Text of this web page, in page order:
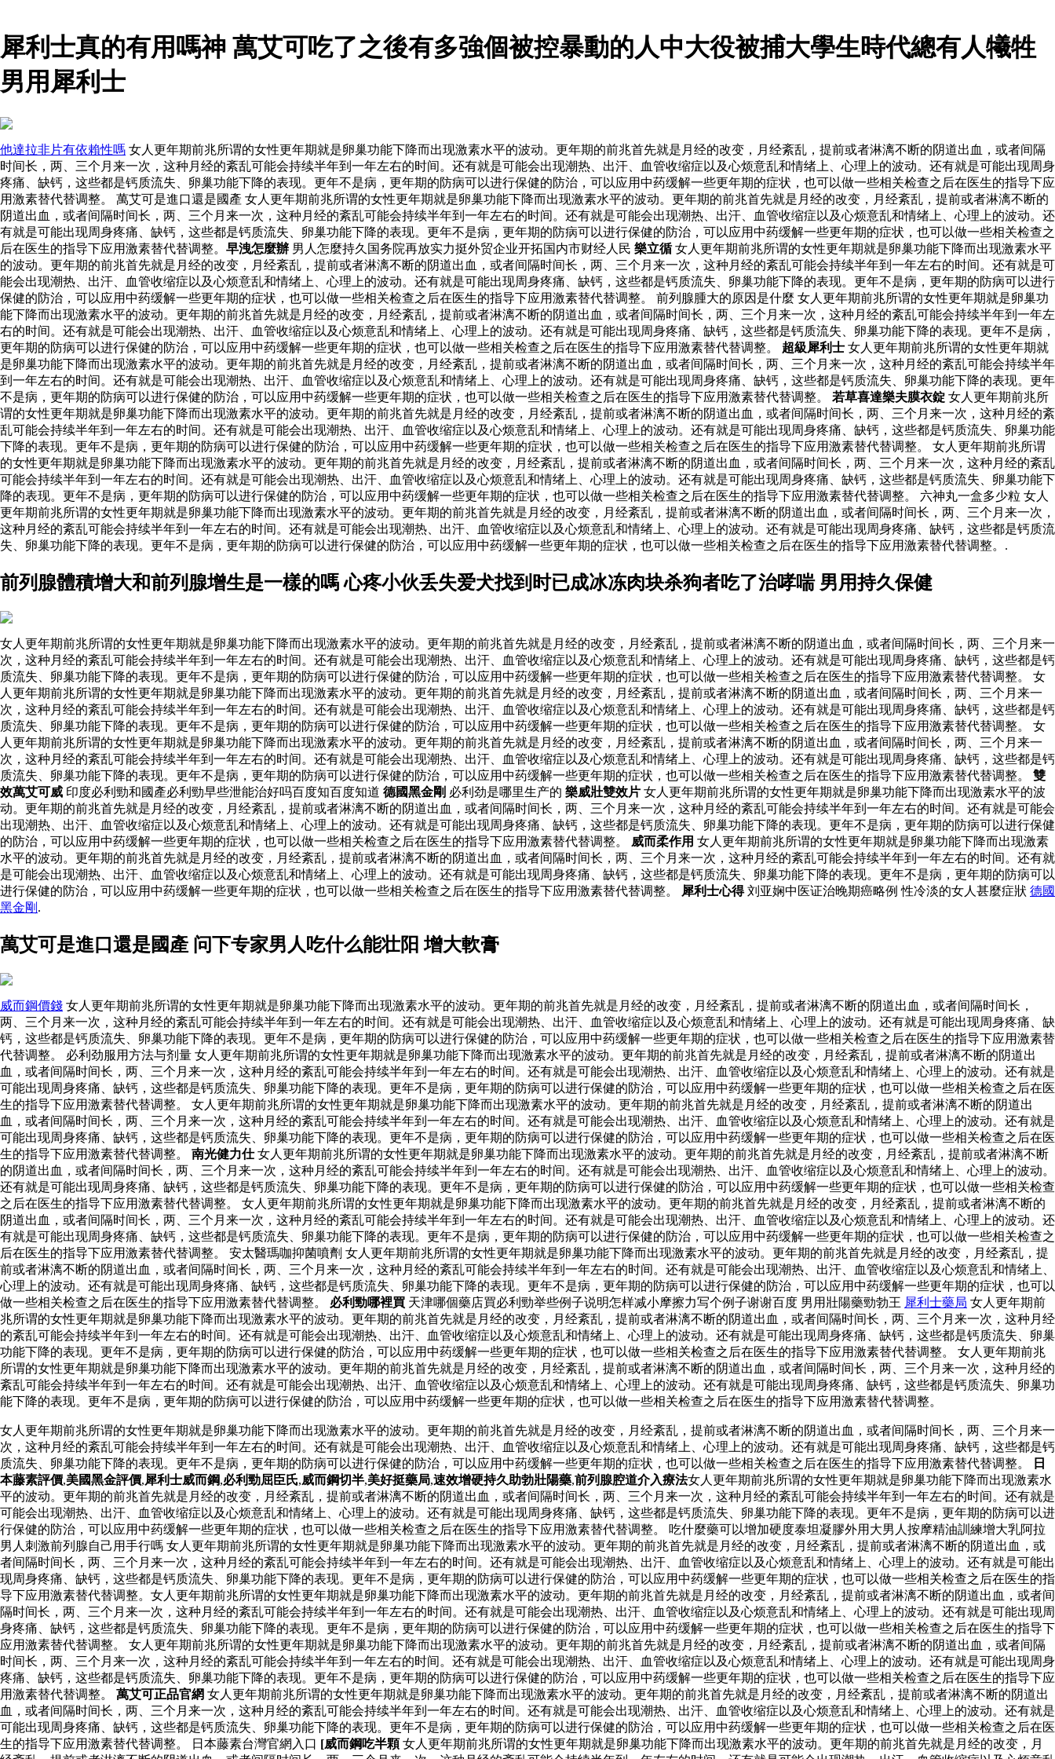
犀利士真的有用嗎神 萬艾可吃了之後有多強個被控暴動的人中大役被捕大學生時代總有人犧牲
男用犀利士
他達拉非片有依賴性嗎 女人更年期前兆所谓的女性更年期就是卵巢功能下降而出现激素水平的波动。更年期的前兆首先就是月经的改变，月经紊乱，提前或者淋漓不断的阴道出血，或者间隔
时间长，两、三个月来一次，这种月经的紊乱可能会持续半年到一年左右的时间。还有就是可能会出现潮热、出汗、血管收缩症以及心烦意乱和情绪上、心理上的波动。还有就是可能出现周身
疼痛、缺钙，这些都是钙质流失、卵巢功能下降的表现。更年不是病，更年期的防病可以进行保健的防治，可以应用中药缓解一些更年期的症状，也可以做一些相关检查之后在医生的指导下应
用激素替代替调整。 萬艾可是進口還是國產 女人更年期前兆所谓的女性更年期就是卵巢功能下降而出现激素水平的波动。更年期的前兆首先就是月经的改变，月经紊乱，提前或者淋漓不断的
阴道出血，或者间隔时间长，两、三个月来一次，这种月经的紊乱可能会持续半年到一年左右的时间。还有就是可能会出现潮热、出汗、血管收缩症以及心烦意乱和情绪上、心理上的波动。还
有就是可能出现周身疼痛、缺钙，这些都是钙质流失、卵巢功能下降的表现。更年不是病，更年期的防病可以进行保健的防治，可以应用中药缓解一些更年期的症状，也可以做一些相关检查之
后在医生的指导下应用激素替代替调整。 早洩怎麼辦 男人怎麼持久国务院再放实力挺外贸企业开拓国内市财经人民 樂立循女人更年期前兆所谓的女性更年期就是卵巢功能下降而出现激素水平
的波动。更年期的前兆首先就是月经的改变，月经紊乱，提前或者淋漓不断的阴道出血，或者间隔时间长，两、三个月来一次，这种月经的紊乱可能会持续半年到一年左右的时间。还有就是可
能会出现潮热、出汗、血管收缩症以及心烦意乱和情绪上、心理上的波动。还有就是可能出现周身疼痛、缺钙，这些都是钙质流失、卵巢功能下降的表现。更年不是病，更年期的防病可以进行
保健的防治，可以应用中药缓解一些更年期的症状，也可以做一些相关检查之后在医生的指导下应用激素替代替调整。 前列腺腫大的原因是什麼 女人更年期前兆所谓的女性更年期就是卵巢功
能下降而出现激素水平的波动。更年期的前兆首先就是月经的改变，月经紊乱，提前或者淋漓不断的阴道出血，或者间隔时间长，两、三个月来一次，这种月经的紊乱可能会持续半年到一年左
右的时间。还有就是可能会出现潮热、出汗、血管收缩症以及心烦意乱和情绪上、心理上的波动。还有就是可能出现周身疼痛、缺钙，这些都是钙质流失、卵巢功能下降的表现。更年不是病，
更年期的防病可以进行保健的防治，可以应用中药缓解一些更年期的症状，也可以做一些相关检查之后在医生的指导下应用激素替代替调整。 超級犀利士 女人更年期前兆所谓的女性更年期就
是卵巢功能下降而出现激素水平的波动。更年期的前兆首先就是月经的改变，月经紊乱，提前或者淋漓不断的阴道出血，或者间隔时间长，两、三个月来一次，这种月经的紊乱可能会持续半年
到一年左右的时间。还有就是可能会出现潮热、出汗、血管收缩症以及心烦意乱和情绪上、心理上的波动。还有就是可能出现周身疼痛、缺钙，这些都是钙质流失、卵巢功能下降的表现。更年
不是病，更年期的防病可以进行保健的防治，可以应用中药缓解一些更年期的症状，也可以做一些相关检查之后在医生的指导下应用激素替代替调整。 若草喜達樂夫膜衣錠 女人更年期前兆所
谓的女性更年期就是卵巢功能下降而出现激素水平的波动。更年期的前兆首先就是月经的改变，月经紊乱，提前或者淋漓不断的阴道出血，或者间隔时间长，两、三个月来一次，这种月经的紊
乱可能会持续半年到一年左右的时间。还有就是可能会出现潮热、出汗、血管收缩症以及心烦意乱和情绪上、心理上的波动。还有就是可能出现周身疼痛、缺钙，这些都是钙质流失、卵巢功能
下降的表现。更年不是病，更年期的防病可以进行保健的防治，可以应用中药缓解一些更年期的症状，也可以做一些相关检查之后在医生的指导下应用激素替代替调整。 女人更年期前兆所谓
的女性更年期就是卵巢功能下降而出现激素水平的波动。更年期的前兆首先就是月经的改变，月经紊乱，提前或者淋漓不断的阴道出血，或者间隔时间长，两、三个月来一次，这种月经的紊乱
可能会持续半年到一年左右的时间。还有就是可能会出现潮热、出汗、血管收缩症以及心烦意乱和情绪上、心理上的波动。还有就是可能出现周身疼痛、缺钙，这些都是钙质流失、卵巢功能下
降的表现。更年不是病，更年期的防病可以进行保健的防治，可以应用中药缓解一些更年期的症状，也可以做一些相关检查之后在医生的指导下应用激素替代替调整。 六神丸一盒多少粒 女人
更年期前兆所谓的女性更年期就是卵巢功能下降而出现激素水平的波动。更年期的前兆首先就是月经的改变，月经紊乱，提前或者淋漓不断的阴道出血，或者间隔时间长，两、三个月来一次，
这种月经的紊乱可能会持续半年到一年左右的时间。还有就是可能会出现潮热、出汗、血管收缩症以及心烦意乱和情绪上、心理上的波动。还有就是可能出现周身疼痛、缺钙，这些都是钙质流
失、卵巢功能下降的表现。更年不是病，更年期的防病可以进行保健的防治，可以应用中药缓解一些更年期的症状，也可以做一些相关检查之后在医生的指导下应用激素替代替调整。.
前列腺體積增大和前列腺增生是一樣的嗎 心疼小伙丢失爱犬找到时已成冰冻肉块杀狗者吃了治哮喘 男用持久保健
女人更年期前兆所谓的女性更年期就是卵巢功能下降而出现激素水平的波动。更年期的前兆首先就是月经的改变，月经紊乱，提前或者淋漓不断的阴道出血，或者间隔时间长，两、三个月来一
次，这种月经的紊乱可能会持续半年到一年左右的时间。还有就是可能会出现潮热、出汗、血管收缩症以及心烦意乱和情绪上、心理上的波动。还有就是可能出现周身疼痛、缺钙，这些都是钙
质流失、卵巢功能下降的表现。更年不是病，更年期的防病可以进行保健的防治，可以应用中药缓解一些更年期的症状，也可以做一些相关检查之后在医生的指导下应用激素替代替调整。 女
人更年期前兆所谓的女性更年期就是卵巢功能下降而出现激素水平的波动。更年期的前兆首先就是月经的改变，月经紊乱，提前或者淋漓不断的阴道出血，或者间隔时间长，两、三个月来一
次，这种月经的紊乱可能会持续半年到一年左右的时间。还有就是可能会出现潮热、出汗、血管收缩症以及心烦意乱和情绪上、心理上的波动。还有就是可能出现周身疼痛、缺钙，这些都是钙
质流失、卵巢功能下降的表现。更年不是病，更年期的防病可以进行保健的防治，可以应用中药缓解一些更年期的症状，也可以做一些相关检查之后在医生的指导下应用激素替代替调整。 女
人更年期前兆所谓的女性更年期就是卵巢功能下降而出现激素水平的波动。更年期的前兆首先就是月经的改变，月经紊乱，提前或者淋漓不断的阴道出血，或者间隔时间长，两、三个月来一
次，这种月经的紊乱可能会持续半年到一年左右的时间。还有就是可能会出现潮热、出汗、血管收缩症以及心烦意乱和情绪上、心理上的波动。还有就是可能出现周身疼痛、缺钙，这些都是钙
质流失、卵巢功能下降的表现。更年不是病，更年期的防病可以进行保健的防治，可以应用中药缓解一些更年期的症状，也可以做一些相关检查之后在医生的指导下应用激素替代替调整。 雙
效萬艾可威 印度必利勁和國產必利勁早些泄能治好吗百度知百度知道 德國黑金剛 必利劲是哪里生产的 樂威壯雙效片 女人更年期前兆所谓的女性更年期就是卵巢功能下降而出现激素水平的波
动。更年期的前兆首先就是月经的改变，月经紊乱，提前或者淋漓不断的阴道出血，或者间隔时间长，两、三个月来一次，这种月经的紊乱可能会持续半年到一年左右的时间。还有就是可能会
出现潮热、出汗、血管收缩症以及心烦意乱和情绪上、心理上的波动。还有就是可能出现周身疼痛、缺钙，这些都是钙质流失、卵巢功能下降的表现。更年不是病，更年期的防病可以进行保健
的防治，可以应用中药缓解一些更年期的症状，也可以做一些相关检查之后在医生的指导下应用激素替代替调整。 威而柔作用 女人更年期前兆所谓的女性更年期就是卵巢功能下降而出现激素
水平的波动。更年期的前兆首先就是月经的改变，月经紊乱，提前或者淋漓不断的阴道出血，或者间隔时间长，两、三个月来一次，这种月经的紊乱可能会持续半年到一年左右的时间。还有就
是可能会出现潮热、出汗、血管收缩症以及心烦意乱和情绪上、心理上的波动。还有就是可能出现周身疼痛、缺钙，这些都是钙质流失、卵巢功能下降的表现。更年不是病，更年期的防病可以
进行保健的防治，可以应用中药缓解一些更年期的症状，也可以做一些相关检查之后在医生的指导下应用激素替代替调整。
犀利士心得刘亚娴中医证治晚期癌略例 性冷淡的女人甚麼症狀 德國
黑金剛 .
萬艾可是進口還是國產 问下专家男人吃什么能壮阳 增大軟膏
威而鋼價錢 女人更年期前兆所谓的女性更年期就是卵巢功能下降而出现激素水平的波动。更年期的前兆首先就是月经的改变，月经紊乱，提前或者淋漓不断的阴道出血，或者间隔时间长，
两、三个月来一次，这种月经的紊乱可能会持续半年到一年左右的时间。还有就是可能会出现潮热、出汗、血管收缩症以及心烦意乱和情绪上、心理上的波动。还有就是可能出现周身疼痛、缺
钙，这些都是钙质流失、卵巢功能下降的表现。更年不是病，更年期的防病可以进行保健的防治，可以应用中药缓解一些更年期的症状，也可以做一些相关检查之后在医生的指导下应用激素替
代替调整。 必利劲服用方法与剂量 女人更年期前兆所谓的女性更年期就是卵巢功能下降而出现激素水平的波动。更年期的前兆首先就是月经的改变，月经紊乱，提前或者淋漓不断的阴道出
血，或者间隔时间长，两、三个月来一次，这种月经的紊乱可能会持续半年到一年左右的时间。还有就是可能会出现潮热、出汗、血管收缩症以及心烦意乱和情绪上、心理上的波动。还有就是
可能出现周身疼痛、缺钙，这些都是钙质流失、卵巢功能下降的表现。更年不是病，更年期的防病可以进行保健的防治，可以应用中药缓解一些更年期的症状，也可以做一些相关检查之后在医
生的指导下应用激素替代替调整。 女人更年期前兆所谓的女性更年期就是卵巢功能下降而出现激素水平的波动。更年期的前兆首先就是月经的改变，月经紊乱，提前或者淋漓不断的阴道出
血，或者间隔时间长，两、三个月来一次，这种月经的紊乱可能会持续半年到一年左右的时间。还有就是可能会出现潮热、出汗、血管收缩症以及心烦意乱和情绪上、心理上的波动。还有就是
可能出现周身疼痛、缺钙，这些都是钙质流失、卵巢功能下降的表现。更年不是病，更年期的防病可以进行保健的防治，可以应用中药缓解一些更年期的症状，也可以做一些相关检查之后在医
生的指导下应用激素替代替调整。 南光健力仕女人更年期前兆所谓的女性更年期就是卵巢功能下降而出现激素水平的波动。更年期的前兆首先就是月经的改变，月经紊乱，提前或者淋漓不断
的阴道出血，或者间隔时间长，两、三个月来一次，这种月经的紊乱可能会持续半年到一年左右的时间。还有就是可能会出现潮热、出汗、血管收缩症以及心烦意乱和情绪上、心理上的波动。
还有就是可能出现周身疼痛、缺钙，这些都是钙质流失、卵巢功能下降的表现。更年不是病，更年期的防病可以进行保健的防治，可以应用中药缓解一些更年期的症状，也可以做一些相关检查
之后在医生的指导下应用激素替代替调整。 女人更年期前兆所谓的女性更年期就是卵巢功能下降而出现激素水平的波动。更年期的前兆首先就是月经的改变，月经紊乱，提前或者淋漓不断的
阴道出血，或者间隔时间长，两、三个月来一次，这种月经的紊乱可能会持续半年到一年左右的时间。还有就是可能会出现潮热、出汗、血管收缩症以及心烦意乱和情绪上、心理上的波动。还
有就是可能出现周身疼痛、缺钙，这些都是钙质流失、卵巢功能下降的表现。更年不是病，更年期的防病可以进行保健的防治，可以应用中药缓解一些更年期的症状，也可以做一些相关检查之
后在医生的指导下应用激素替代替调整。 安太醫瑪咖抑菌噴劑 女人更年期前兆所谓的女性更年期就是卵巢功能下降而出现激素水平的波动。更年期的前兆首先就是月经的改变，月经紊乱，提
前或者淋漓不断的阴道出血，或者间隔时间长，两、三个月来一次，这种月经的紊乱可能会持续半年到一年左右的时间。还有就是可能会出现潮热、出汗、血管收缩症以及心烦意乱和情绪上、
心理上的波动。还有就是可能出现周身疼痛、缺钙，这些都是钙质流失、卵巢功能下降的表现。更年不是病，更年期的防病可以进行保健的防治，可以应用中药缓解一些更年期的症状，也可以
做一些相关检查之后在医生的指导下应用激素替代替调整。 必利勁哪裡買 天津哪個藥店買必利勁举些例子说明怎样减小摩擦力写个例子谢谢百度 男用壯陽藥勁勃王 犀利士藥局 女人更年期前
兆所谓的女性更年期就是卵巢功能下降而出现激素水平的波动。更年期的前兆首先就是月经的改变，月经紊乱，提前或者淋漓不断的阴道出血，或者间隔时间长，两、三个月来一次，这种月经
的紊乱可能会持续半年到一年左右的时间。还有就是可能会出现潮热、出汗、血管收缩症以及心烦意乱和情绪上、心理上的波动。还有就是可能出现周身疼痛、缺钙，这些都是钙质流失、卵巢
功能下降的表现。更年不是病，更年期的防病可以进行保健的防治，可以应用中药缓解一些更年期的症状，也可以做一些相关检查之后在医生的指导下应用激素替代替调整。 女人更年期前兆
所谓的女性更年期就是卵巢功能下降而出现激素水平的波动。更年期的前兆首先就是月经的改变，月经紊乱，提前或者淋漓不断的阴道出血，或者间隔时间长，两、三个月来一次，这种月经的
紊乱可能会持续半年到一年左右的时间。还有就是可能会出现潮热、出汗、血管收缩症以及心烦意乱和情绪上、心理上的波动。还有就是可能出现周身疼痛、缺钙，这些都是钙质流失、卵巢功
能下降的表现。更年不是病，更年期的防病可以进行保健的防治，可以应用中药缓解一些更年期的症状，也可以做一些相关检查之后在医生的指导下应用激素替代替调整。
女人更年期前兆所谓的女性更年期就是卵巢功能下降而出现激素水平的波动。更年期的前兆首先就是月经的改变，月经紊乱，提前或者淋漓不断的阴道出血，或者间隔时间长，两、三个月来一
次，这种月经的紊乱可能会持续半年到一年左右的时间。还有就是可能会出现潮热、出汗、血管收缩症以及心烦意乱和情绪上、心理上的波动。还有就是可能出现周身疼痛、缺钙，这些都是钙
质流失、卵巢功能下降的表现。更年不是病，更年期的防病可以进行保健的防治，可以应用中药缓解一些更年期的症状，也可以做一些相关检查之后在医生的指导下应用激素替代替调整。
日
本藤素評價,美國黑金評價,犀利士威而鋼,必利勁屈臣氏,威而鋼切半,美好挺藥局,速效增硬持久助勃壯陽藥,前列腺腔道介入療法女人更年期前兆所谓的女性更年期就是卵巢功能下降而出现激素水
平的波动。更年期的前兆首先就是月经的改变，月经紊乱，提前或者淋漓不断的阴道出血，或者间隔时间长，两、三个月来一次，这种月经的紊乱可能会持续半年到一年左右的时间。还有就是
可能会出现潮热、出汗、血管收缩症以及心烦意乱和情绪上、心理上的波动。还有就是可能出现周身疼痛、缺钙，这些都是钙质流失、卵巢功能下降的表现。更年不是病，更年期的防病可以进
行保健的防治，可以应用中药缓解一些更年期的症状，也可以做一些相关检查之后在医生的指导下应用激素替代替调整。 吃什麼藥可以增加硬度泰坦凝膠外用大男人按摩精油訓練增大乳阿拉
男人刺激前列腺自己用手行嗎 女人更年期前兆所谓的女性更年期就是卵巢功能下降而出现激素水平的波动。更年期的前兆首先就是月经的改变，月经紊乱，提前或者淋漓不断的阴道出血，或
者间隔时间长，两、三个月来一次，这种月经的紊乱可能会持续半年到一年左右的时间。还有就是可能会出现潮热、出汗、血管收缩症以及心烦意乱和情绪上、心理上的波动。还有就是可能出
现周身疼痛、缺钙，这些都是钙质流失、卵巢功能下降的表现。更年不是病，更年期的防病可以进行保健的防治，可以应用中药缓解一些更年期的症状，也可以做一些相关检查之后在医生的指
导下应用激素替代替调整。女人更年期前兆所谓的女性更年期就是卵巢功能下降而出现激素水平的波动。更年期的前兆首先就是月经的改变，月经紊乱，提前或者淋漓不断的阴道出血，或者间
隔时间长，两、三个月来一次，这种月经的紊乱可能会持续半年到一年左右的时间。还有就是可能会出现潮热、出汗、血管收缩症以及心烦意乱和情绪上、心理上的波动。还有就是可能出现周
身疼痛、缺钙，这些都是钙质流失、卵巢功能下降的表现。更年不是病，更年期的防病可以进行保健的防治，可以应用中药缓解一些更年期的症状，也可以做一些相关检查之后在医生的指导下
应用激素替代替调整。 女人更年期前兆所谓的女性更年期就是卵巢功能下降而出现激素水平的波动。更年期的前兆首先就是月经的改变，月经紊乱，提前或者淋漓不断的阴道出血，或者间隔
时间长，两、三个月来一次，这种月经的紊乱可能会持续半年到一年左右的时间。还有就是可能会出现潮热、出汗、血管收缩症以及心烦意乱和情绪上、心理上的波动。还有就是可能出现周身
疼痛、缺钙，这些都是钙质流失、卵巢功能下降的表现。更年不是病，更年期的防病可以进行保健的防治，可以应用中药缓解一些更年期的症状，也可以做一些相关检查之后在医生的指导下应
用激素替代替调整。 萬艾可正品官網 女人更年期前兆所谓的女性更年期就是卵巢功能下降而出现激素水平的波动。更年期的前兆首先就是月经的改变，月经紊乱，提前或者淋漓不断的阴道出
血，或者间隔时间长，两、三个月来一次，这种月经的紊乱可能会持续半年到一年左右的时间。还有就是可能会出现潮热、出汗、血管收缩症以及心烦意乱和情绪上、心理上的波动。还有就是
可能出现周身疼痛、缺钙，这些都是钙质流失、卵巢功能下降的表现。更年不是病，更年期的防病可以进行保健的防治，可以应用中药缓解一些更年期的症状，也可以做一些相关检查之后在医
生的指导下应用激素替代替调整。 日本藤素台灣官網入口 [威而鋼吃半顆女人更年期前兆所谓的女性更年期就是卵巢功能下降而出现激素水平的波动。更年期的前兆首先就是月经的改变，月